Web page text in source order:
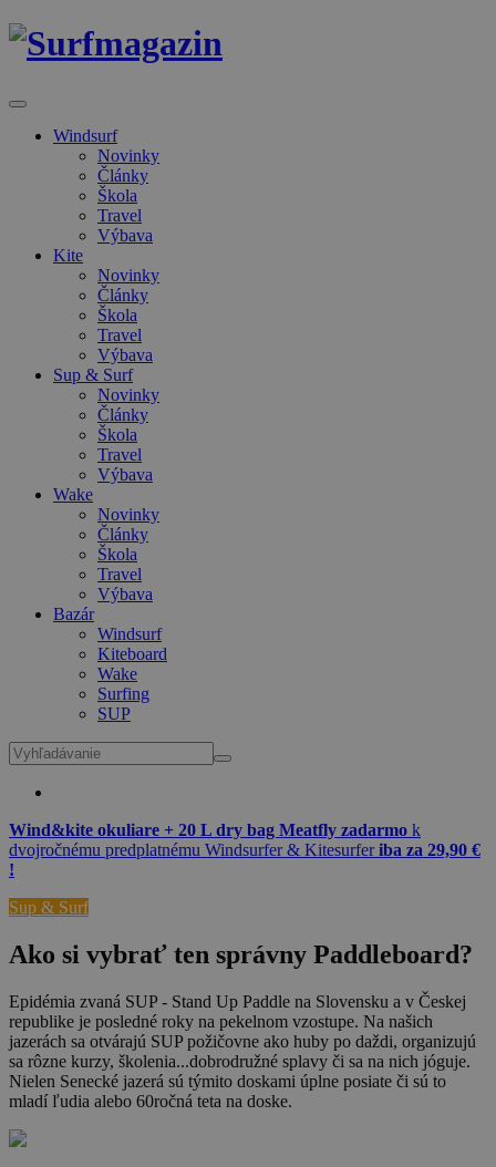
Windsurf
Novinky
Články
Škola
Travel
Výbava
Kite
Novinky
Články
Škola
Travel
Výbava
Sup & Surf
Novinky
Články
Škola
Travel
Výbava
Wake
Novinky
Články
Škola
Travel
Výbava
Bazár
Windsurf
Kiteboard
Wake
Surfing
SUP
Wind&kite okuliare + 20 L dry bag Meatfly zadarmo k
dvojročnému predplatnému Windsurfer & Kitesurferiba za 29,90 €
!
Sup & Surf
Ako si vybrať ten správny Paddleboard?
Epidémia zvaná SUP - Stand Up Paddle na Slovensku a v Českej
republike je posledné roky na pekelnom vzostupe. Na našich
jazerách sa otvárajú SUP požičovne ako huby po daždi, organizujú
sa rôzne kurzy, školenia...dobrodružné splavy či sa na nich jóguje.
Nielen Senecké jazerá sú týmito doskami úplne posiate či sú to
mladí ľudia alebo 60ročná teta na doske.